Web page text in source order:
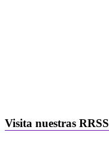
Visita nuestras RRSS